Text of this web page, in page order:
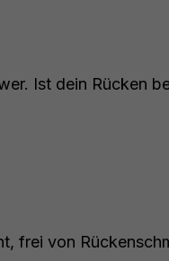
Ist dein Rücken
frei von